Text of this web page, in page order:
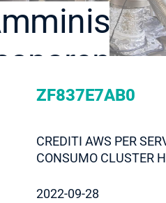
ZF837E7AB0
CREDITI AWS PER
CONSUMO CLUSTER
2022-09-28